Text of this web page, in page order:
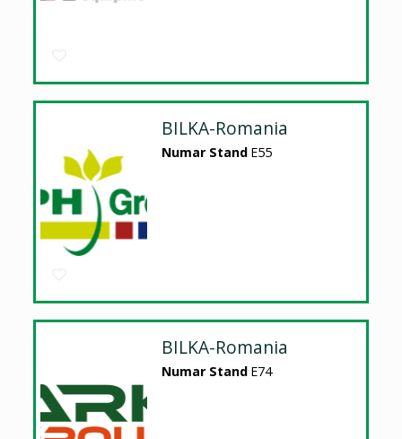
BILKA-Romania
Numar Stand E55
BILKA-Romania
Numar Stand E74